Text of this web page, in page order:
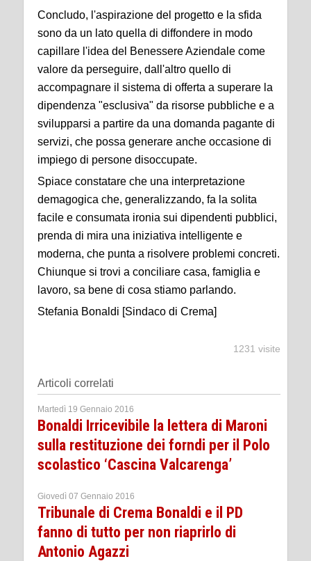
Concludo, l'aspirazione del progetto e la sfida
sono da un lato quella di diffondere in modo
capillare l'idea del Benessere Aziendale come
valore da perseguire, dall'altro quello di
accompagnare il sistema di offerta a superare la
dipendenza "esclusiva" da risorse pubbliche e a
svilupparsi a partire da una domanda pagante di
servizi, che possa generare anche occasione di
impiego di persone disoccupate.
Spiace constatare che una interpretazione
demagogica che, generalizzando, fa la solita
facile e consumata ironia sui dipendenti pubblici,
prenda di mira una iniziativa intelligente e
moderna, che punta a risolvere problemi concreti.
Chiunque si trovi a conciliare casa, famiglia e
lavoro, sa bene di cosa stiamo parlando.
Stefania Bonaldi [Sindaco di Crema]
1231 visite
Articoli correlati
Martedì 19 Gennaio 2016
Bonaldi Irricevibile la lettera di Maroni
sulla restituzione dei forndi per il Polo
scolastico ‘Cascina Valcarenga’
Giovedì 07 Gennaio 2016
Tribunale di Crema Bonaldi e il PD
fanno di tutto per non riaprirlo di
Antonio Agazzi